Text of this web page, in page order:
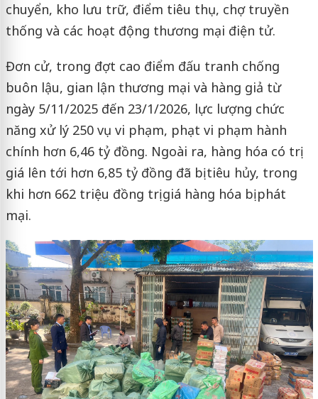
chuyển, kho lưu trữ, điểm tiêu thụ, chợ truyền
thống và các hoạt động thương mại điện tử.
Đơn cử, trong đợt cao điểm đấu tranh chống
buôn lậu, gian lận thương mại và hàng giả từ
ngày 5/11/2025 đến 23/1/2026, lực lượng chức
năng xử lý 250 vụ vi phạm, phạt vi phạm hành
chính hơn 6,46 tỷ đồng. Ngoài ra, hàng hóa có trị
giá lên tới hơn 6,85 tỷ đồng đã bị tiêu hủy, trong
khi hơn 662 triệu đồng trị giá hàng hóa bị phát
mại.